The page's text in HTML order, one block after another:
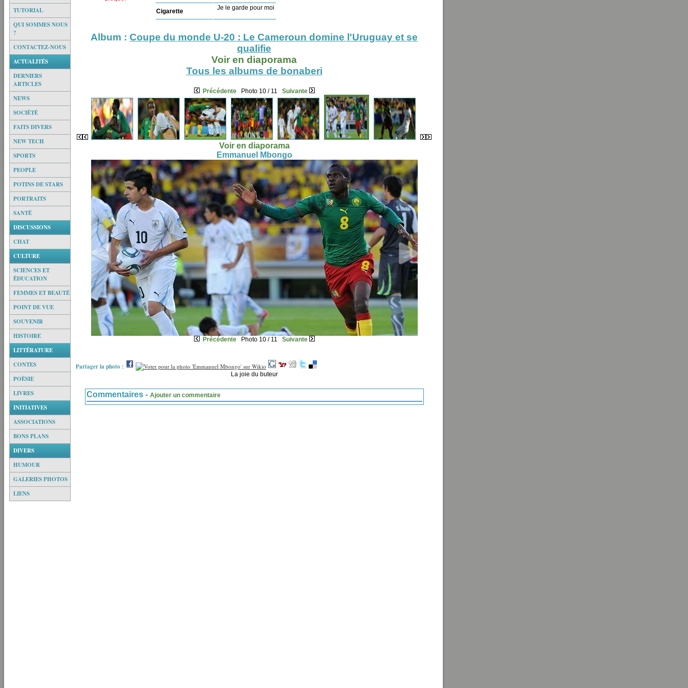
TUTORIAL
QUI SOMMES NOUS
?
CONTACTEZ-NOUS
ACTUALITÉS
DERNIERS
ARTICLES
NEWS
SOCIÉTÉ
FAITS DIVERS
NEW TECH
SPORTS
PEOPLE
POTINS DE STARS
PORTRAITS
SANTÉ
DISCUSSIONS
CHAT
CULTURE
SCIENCES ET
ÉDUCATION
FEMMES ET BEAUTÉ
POINT DE VUE
SOUVENIR
HISTOIRE
LITTÉRATURE
CONTES
POÉSIE
LIVRES
INITIATIVES
ASSOCIATIONS
BONS PLANS
DIVERS
HUMOUR
GALERIES PHOTOS
LIENS
Cigarette Je le garde pour moi
Album : Coupe du monde U-20 : Le Cameroun domine l'Uruguay et se
qualifie
Voir en diaporama
Tous les albums de bonaberi
PrécédentePhoto 10 / 11 Suivante
Voir en diaporama
Emmanuel Mbongo
PrécédentePhoto 10 / 11 Suivante
Partager la photo :
La joie du buteur
Commentaires - Ajouter un commentaire